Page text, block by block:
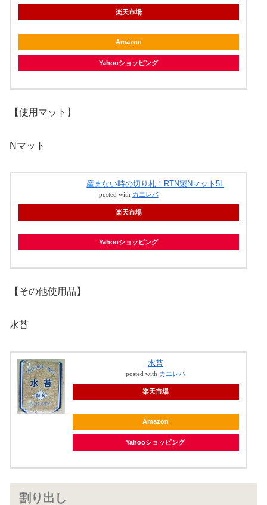
楽天市場
Amazon
Yahooショッピング
【使用マット】
Nマット
産まない時の切り札！RTN製Nマット5L
posted with カエレバ
楽天市場
Yahooショッピング
【その他使用品】
水苔
水苔
posted with カエレバ
楽天市場
Amazon
Yahooショッピング
割り出し